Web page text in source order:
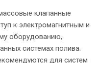
клапанные
к электромагнитным и
оборудованию,
системах полива.
для систем